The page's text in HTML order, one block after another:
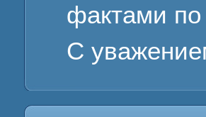
фактами
С